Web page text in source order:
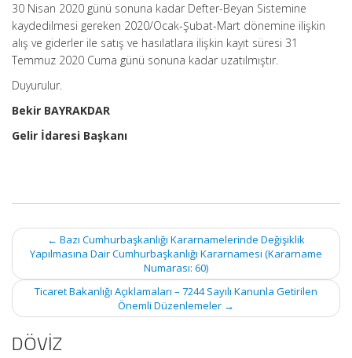
30 Nisan 2020 günü sonuna kadar Defter-Beyan Sistemine
kaydedilmesi gereken 2020/Ocak-Şubat-Mart dönemine ilişkin
alış ve giderler ile satış ve hasılatlara ilişkin kayıt süresi 31
Temmuz 2020 Cuma günü sonuna kadar uzatılmıştır.
Duyurulur.
Bekir BAYRAKDAR
Gelir İdaresi Başkanı
Post
navigation
← Bazı Cumhurbaşkanlığı Kararnamelerinde Değişiklik
Yapılmasına Dair Cumhurbaşkanlığı Kararnamesi (Kararname
Numarası: 60)
Ticaret Bakanlığı Açıklamaları – 7244 Sayılı Kanunla Getirilen
Önemli Düzenlemeler →
DÖVİZ